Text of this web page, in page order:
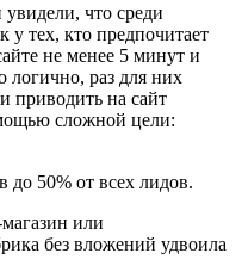
что среди
у тех, кто предпочитает
не менее 5 минут и
логично, раз для них
приводить на сайт
сложной цели:
до 50% от всех лидов.